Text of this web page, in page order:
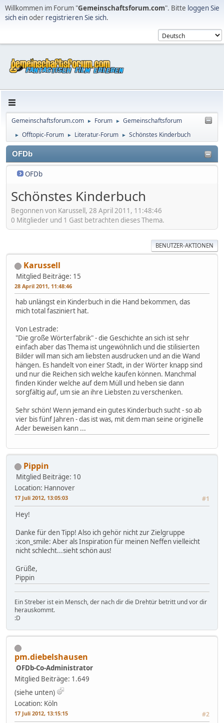
Willkommen im Forum "Gemeinschaftsforum.com". Bitte loggen Sie
sich einoder registrieren Sie sich.
Gemeinschaftsforum.com ► Forum ► Gemeinschaftsforum
► Offtopic-Forum ► Literatur-Forum ► Schönstes Kinderbuch
OFDb
OFDb
Schönstes Kinderbuch
Begonnen von Karussell, 28 April 2011, 11:48:46
0 Mitglieder und 1 Gast betrachten dieses Thema.
BENUTZER-AKTIONEN
Karussell
Mitglied Beiträge: 15
28 April 2011, 11:48:46
hab unlängst ein Kinderbuch in die Hand bekommen, das
mich total fasziniert hat.
Von Lestrade:
"Die große Wörterfabrik" - die Geschichte an sich ist sehr
einfach aber das Thema ist ungewöhnlich und die stilisierten
Bilder will man sich am liebsten ausdrucken und an die Wand
hängen. Es handelt von einer Stadt, in der Wörter knapp sind
und nur die Reichen sich welche kaufen können. Manchmal
finden Kinder welche auf dem Müll und heben sie dann
sorgfältig auf, um sie an ihre Liebsten zu verschenken.
Sehr schön! Wenn jemand ein gutes Kinderbuch sucht - so ab
vier bis fünf Jahren - das ist was, mit dem man seine originelle
Ader beweisen kann ...
Pippin
Mitglied Beiträge: 10
Location: Hannover
17 Juli 2012, 13:05:03 #1
Hey!
Danke für den Tipp! Also ich gehör nicht zur Zielgruppe
:icon_smile: Aber als Inspiration für meinen Neffen vielleicht
nicht schlecht...sieht schön aus!
Grüße,
Pippin
Ein Streber ist ein Mensch, der nach dir die Drehtür betritt und vor dir
herauskommt.
:D
pm.diebelshausen
OFDb-Co-Administrator
Mitglied Beiträge: 1.649
(siehe unten)
Location: Köln
17 Juli 2012, 13:15:15 #2